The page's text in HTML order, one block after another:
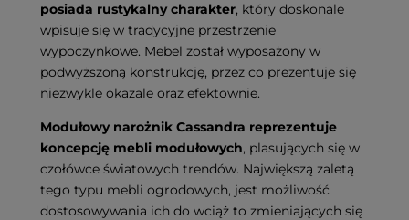
posiada rustykalny charakter, który doskonale
wpisuje się w tradycyjne przestrzenie
wypoczynkowe. Mebel został wyposażony w
podwyższoną konstrukcję, przez co prezentuje się
niezwykle okazale oraz efektownie.
Modułowy narożnik Cassandra reprezentuje
koncepcję mebli modułowych, plasujących się w
czołówce światowych trendów. Największą zaletą
tego typu mebli ogrodowych, jest możliwość
dostosowywania ich do wciąż to zmieniających się